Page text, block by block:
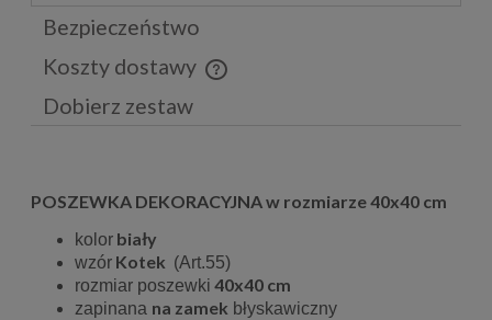
Bezpieczeństwo
Koszty dostawy
Cena nie zawiera ewentualnych kosztów płatności
Dobierz zestaw
POSZEWKA DEKORACYJNA w rozmiarze 40x40 cm
kolor biały
wzór Kotek (Art.55)
rozmiar poszewki 40x40 cm
zapinana na zamek błyskawiczny